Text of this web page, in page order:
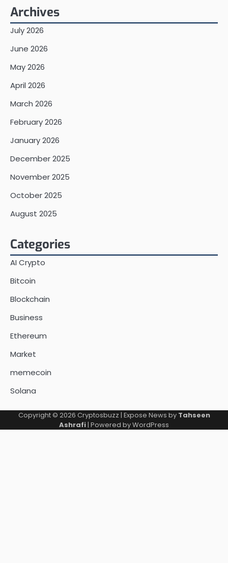
Archives
July 2026
June 2026
May 2026
April 2026
March 2026
February 2026
January 2026
December 2025
November 2025
October 2025
August 2025
Categories
AI Crypto
Bitcoin
Blockchain
Business
Ethereum
Market
memecoin
Solana
Copyright © 2026 Cryptosbuzz | Expose News by Tahseen
Ashrafi| Powered byWordPress